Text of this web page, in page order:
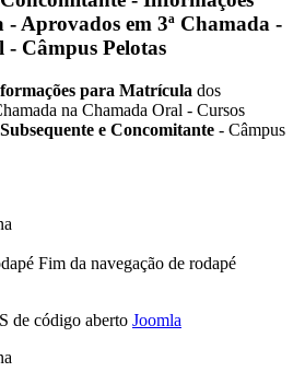
Aprovados em 3ª Chamada -
Câmpus Pelotas
para Matrícula dos
na Chamada Oral - Cursos
Subsequente e Concomitante - Câmpus
Fim da navegação de rodapé
de código aberto Joomla